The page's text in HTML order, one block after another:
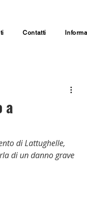
Contatti
a
di Lattughelle,
di un danno grave